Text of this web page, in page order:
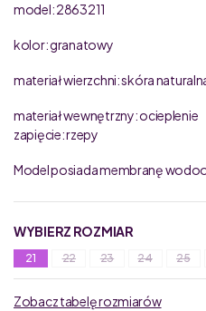
model: 2863211
kolor: granatowy
materiał wierzchni: skóra
materiał wewnętrzny: ocieplenie
zapięcie: rzepy
Model posiada membranę
WYBIERZ ROZMIAR
21 22 23 24 25
Zobacz tabelę rozmiarów